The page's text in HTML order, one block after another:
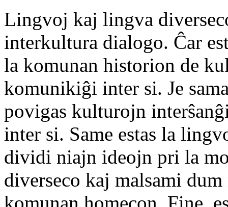
Lingvoj kaj lingva
interkultura dialogo. Ĉar
la komunan historion de
komunikiĝi inter si. Je
povigas kulturojn
inter si. Same estas la
dividi niajn ideojn pri la
diverseco kaj malsami